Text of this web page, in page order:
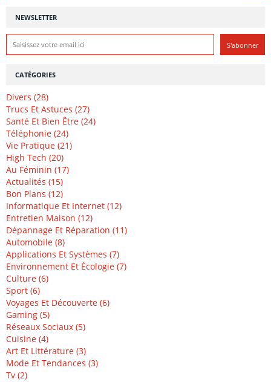
NEWSLETTER
CATÉGORIES
Divers (28)
Trucs Et Astuces (27)
Santé Et Bien Être (24)
Téléphonie (24)
Vie Pratique (21)
High Tech (20)
Au Féminin (17)
Actualités (15)
Bon Plans (12)
Informatique Et Internet (12)
Entretien Maison (12)
Dépannage Et Réparation (11)
Automobile (8)
Applications Et Systèmes (7)
Environnement Et Écologie (7)
Culture (6)
Sport (6)
Voyages Et Découverte (6)
Gaming (5)
Réseaux Sociaux (5)
Cuisine (4)
Art Et Littérature (3)
Mode Et Tendances (3)
Tv (2)